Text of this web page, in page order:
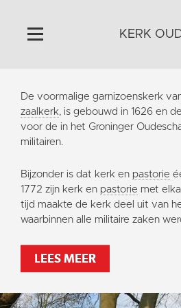
Home
Algemeen
Historie
Activiteiten
Steun ons
Contact
Vaktaal
KERK
De voormalige garnizoenskerk
zaalkerk, is gebouwd in 1626 en
voor de in het Groninger
militairen.
Bijzonder is dat kerk en pastorie
1772 zijn kerk en pastorie met
tijd maakte de kerk deel uit van
waarbinnen alle militaire zaken
LEES MEER